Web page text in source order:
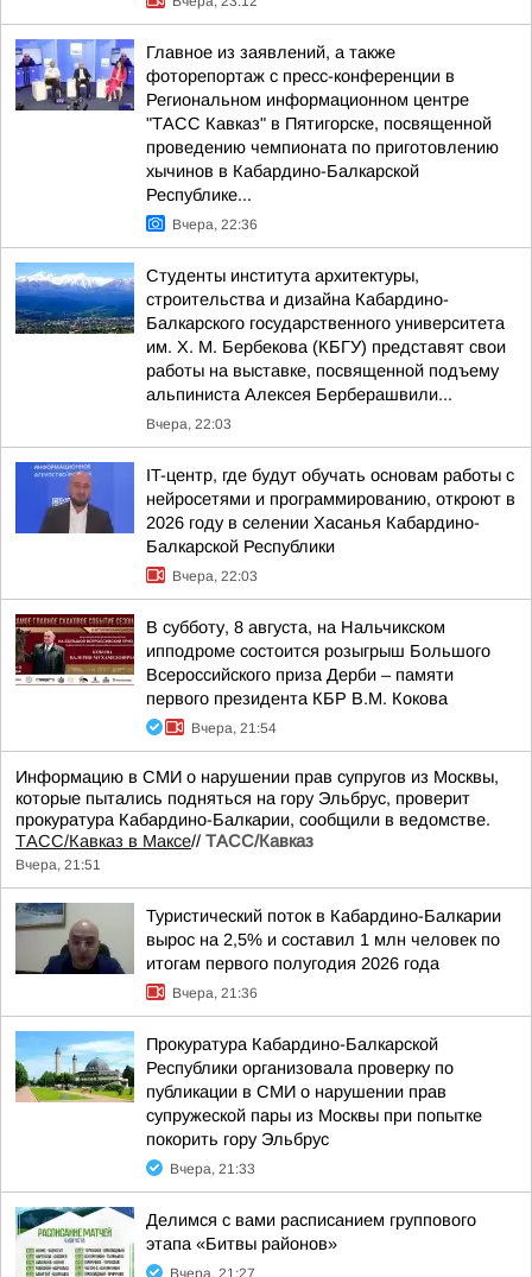
Главное из заявлений, а также
фоторепортаж с пресс-конференции в
Региональном информационном центре
"ТАСС Кавказ" в Пятигорске, посвященной
проведению чемпионата по приготовлению
хычинов в Кабардино-Балкарской
Республике...
Вчера, 22:36
Студенты института архитектуры,
строительства и дизайна Кабардино-
Балкарского государственного университета
им. Х. М. Бербекова (КБГУ) представят свои
работы на выставке, посвященной подъему
альпиниста Алексея Берберашвили...
Вчера, 22:03
IT-центр, где будут обучать основам работы с
нейросетями и программированию, откроют в
2026 году в селении Хасанья Кабардино-
Балкарской Республики
Вчера, 22:03
В субботу, 8 августа, на Нальчикском
ипподроме состоится розыгрыш Большого
Всероссийского приза Дерби – памяти
первого президента КБР В.М. Кокова
Вчера, 21:54
Информацию в СМИ о нарушении прав супругов из Москвы,
которые пытались подняться на гору Эльбрус, проверит
прокуратура Кабардино-Балкарии, сообщили в ведомстве.
ТАСС/Кавказ в Максе// ТАСС/Кавказ
Вчера, 21:51
Туристический поток в Кабардино-Балкарии
вырос на 2,5% и составил 1 млн человек по
итогам первого полугодия 2026 года
Вчера, 21:36
Прокуратура Кабардино-Балкарской
Республики организовала проверку по
публикации в СМИ о нарушении прав
супружеской пары из Москвы при попытке
покорить гору Эльбрус
Вчера, 21:33
Делимся с вами расписанием группового
этапа «Битвы районов»
Вчера, 21:27